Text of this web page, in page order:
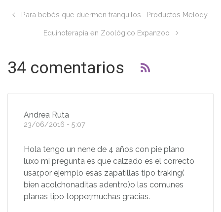
Para bebés que duermen tranquilos… Productos Melody
Equinoterapia en Zoológico Expanzoo
34 comentarios
Andrea Ruta
23/06/2016 - 5:07
Hola tengo un nene de 4 años con pie plano
luxo mi pregunta es que calzado es el correcto
usar,por ejemplo esas zapatillas tipo traking(
bien acolchonaditas adentro)o las comunes
planas tipo topper,muchas gracias.